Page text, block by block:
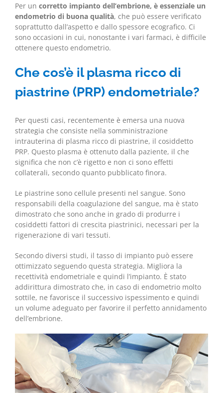
Per un corretto impianto dell’embrione, è essenziale un
endometrio di buona qualità, che può essere verificato
soprattutto dall’aspetto e dallo spessore ecografico. Ci
sono occasioni in cui, nonostante i vari farmaci, è difficile
ottenere questo endometrio.
Che cos’è il plasma ricco di
piastrine (PRP) endometriale?
Per questi casi, recentemente è emersa una nuova
strategia che consiste nella somministrazione
intrauterina di plasma ricco di piastrine, il cosiddetto
PRP. Questo plasma è ottenuto dalla paziente, il che
significa che non c’è rigetto e non ci sono effetti
collaterali, secondo quanto pubblicato finora.
Le piastrine sono cellule presenti nel sangue. Sono
responsabili della coagulazione del sangue, ma è stato
dimostrato che sono anche in grado di produrre i
cosiddetti fattori di crescita piastrinici, necessari per la
rigenerazione di vari tessuti.
Secondo diversi studi, il tasso di impianto può essere
ottimizzato seguendo questa strategia. Migliora la
recettività endometriale e quindi l’impianto. È stato
addirittura dimostrato che, in caso di endometrio molto
sottile, ne favorisce il successivo ispessimento e quindi
un volume adeguato per favorire il perfetto annidamento
dell’embrione.